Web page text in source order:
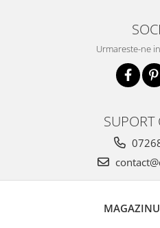
Urmareste-ne
SUPORT